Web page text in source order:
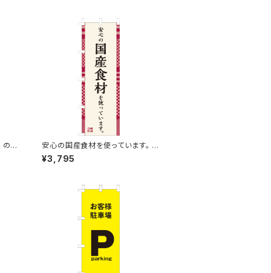
のぼ
安心の国産食材を使っています。 の
ぼり旗
¥3,795